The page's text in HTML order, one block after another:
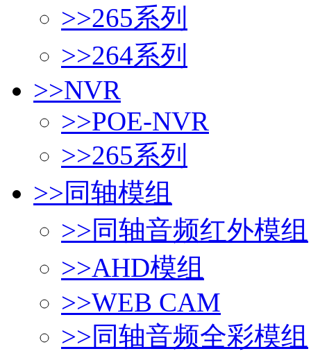
>>265系列
>>264系列
>>NVR
>>POE-NVR
>>265系列
>>同轴模组
>>同轴音频红外模组
>>AHD模组
>>WEB CAM
>>同轴音频全彩模组